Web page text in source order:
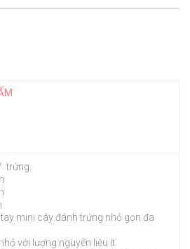
trứng
mini cây đánh trứng nhỏ gọn đa
với lượng nguyên liệu ít.